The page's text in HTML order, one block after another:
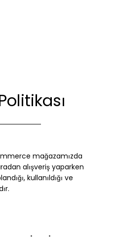
mağazamızda
alışveriş yaparken
kullanıldığı ve